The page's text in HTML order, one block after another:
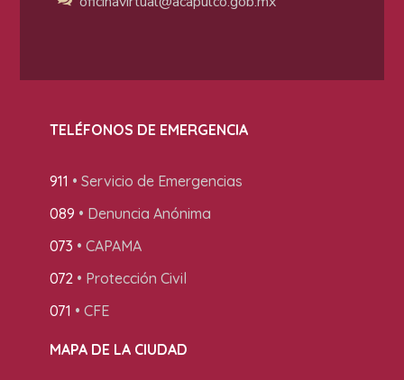
TELÉFONOS DE EMERGENCIA
911 • Servicio de Emergencias
089 • Denuncia Anónima
073 • CAPAMA
072• Protección Civil
071 • CFE
MAPA DE LA CIUDAD